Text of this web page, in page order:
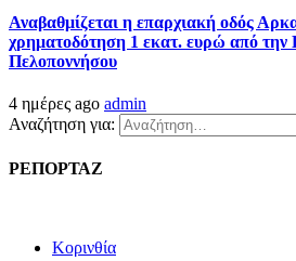
Αναβαθμίζεται η επαρχιακή οδός
χρηματοδότηση 1 εκατ. ευρώ από την
Πελοποννήσου
4 ημέρες ago admin
Αναζήτηση για:
ΡΕΠΟΡΤΑΖ
Κορινθία